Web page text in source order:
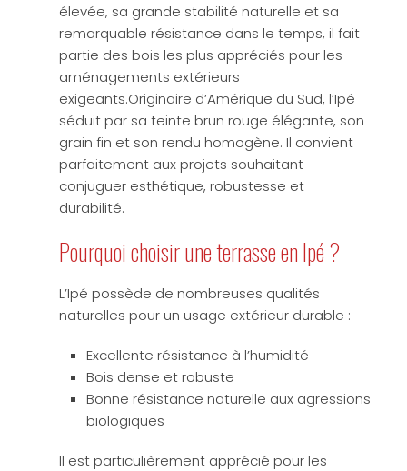
élevée, sa grande stabilité naturelle et sa
remarquable résistance dans le temps, il fait
partie des bois les plus appréciés pour les
aménagements extérieurs
exigeants.Originaire d’Amérique du Sud, l’Ipé
séduit par sa teinte brun rouge élégante, son
grain fin et son rendu homogène. Il convient
parfaitement aux projets souhaitant
conjuguer esthétique, robustesse et
durabilité.
Pourquoi choisir une terrasse en Ipé ?
L’Ipé possède de nombreuses qualités
naturelles pour un usage extérieur durable :
Excellente résistance à l’humidité
Bois dense et robuste
Bonne résistance naturelle aux agressions
biologiques
Il est particulièrement apprécié pour les